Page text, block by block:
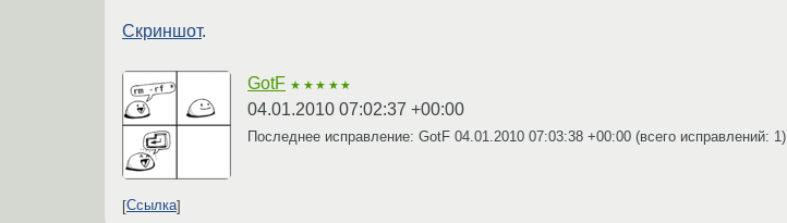
Скриншот.
GotF ★★★★★
04.01.2010 07:02:37 +00:00
Последнее исправление: GotF 04.01.2010 07:03:38 +00:00 (всего исправлений: 1)
Ссылка